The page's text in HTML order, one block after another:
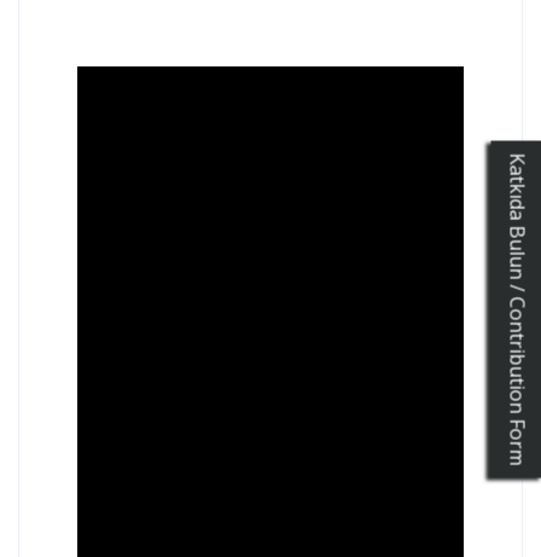
Katkıda Bulun / Contribution Form